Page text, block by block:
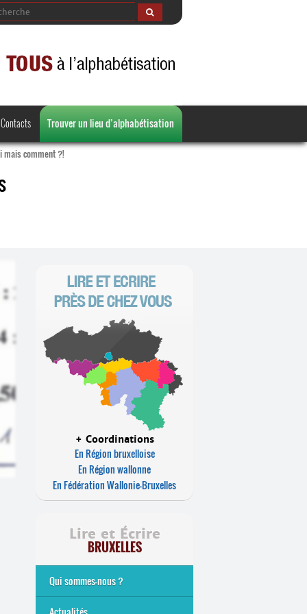
Contacts Trouver un lieu d’alphabétisation
mais comment ?!
+ Coordinations
En Région bruxelloise
En Région wallonne
En Fédération Wallonie-Bruxelles
Lire et Écrire
BRUXELLES
Qui sommes-nous ?
Analphabétisme et illettrisme
L’alphabétisation populaire
Le mouvement Lire et Écrire
Nos missions
... Tous les articles